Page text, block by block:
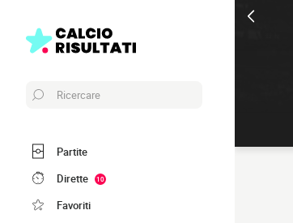
Ricercare
Partite
Dirette
10
Favoriti